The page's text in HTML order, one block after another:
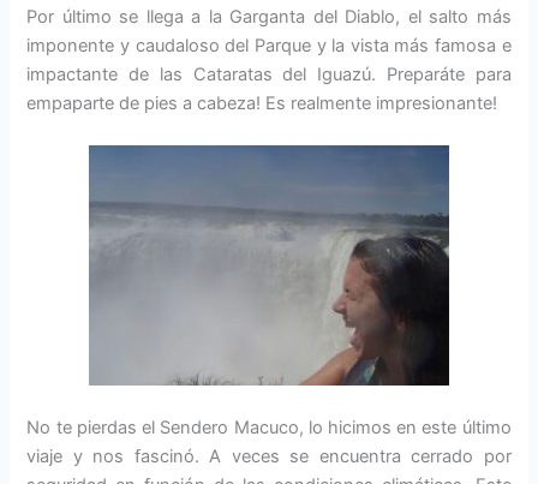
Por último se llega a la Garganta del Diablo, el salto más
imponente y caudaloso del Parque y la vista más famosa e
impactante de las Cataratas del Iguazú. Preparáte para
empaparte de pies a cabeza! Es realmente impresionante!
No te pierdas el Sendero Macuco, lo hicimos en este último
viaje y nos fascinó. A veces se encuentra cerrado por